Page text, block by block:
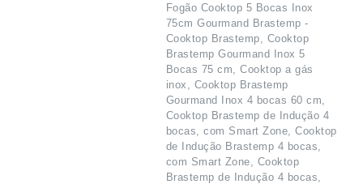
Fogão Cooktop 5 Bocas Inox
75cm Gourmand Brastemp -
Cooktop Brastemp, Cooktop
Brastemp Gourmand Inox 5
Bocas 75 cm, Cooktop a gás
inox, Cooktop Brastemp
Gourmand Inox 4 bocas 60 cm,
Cooktop Brastemp de Indução 4
bocas, com Smart Zone, Cooktop
de Indução Brastemp 4 bocas,
com Smart Zone, Cooktop
Brastemp de Indução 4 bocas,